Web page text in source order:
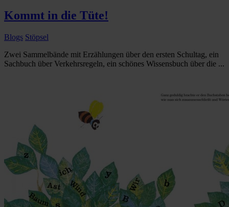
Kommt in die Tüte!
Blogs Stöpsel
Zwei Sammelbände mit Erzählungen über den ersten Schultag, ein
Sachbuch über Verkehrsregeln, ein schönes Wissensbuch über die ...